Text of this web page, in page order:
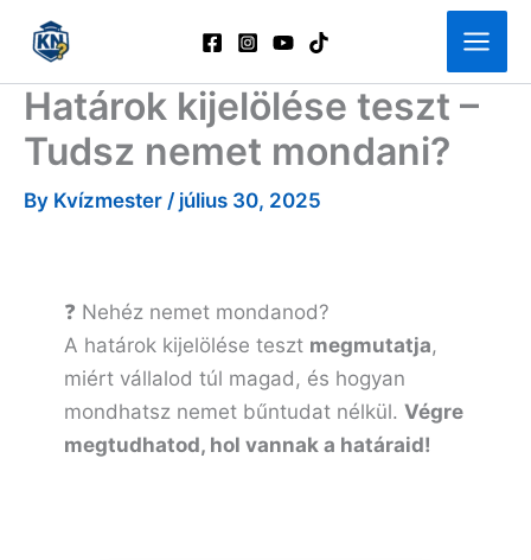
content
Határok kijelölése teszt –
Tudsz nemet mondani?
By Kvízmester / július 30, 2025
❓ Nehéz nemet mondanod?
A határok kijelölése teszt megmutatja,
miért vállalod túl magad, és hogyan
mondhatsz nemet bűntudat nélkül. Végre
megtudhatod, hol vannak a határaid!